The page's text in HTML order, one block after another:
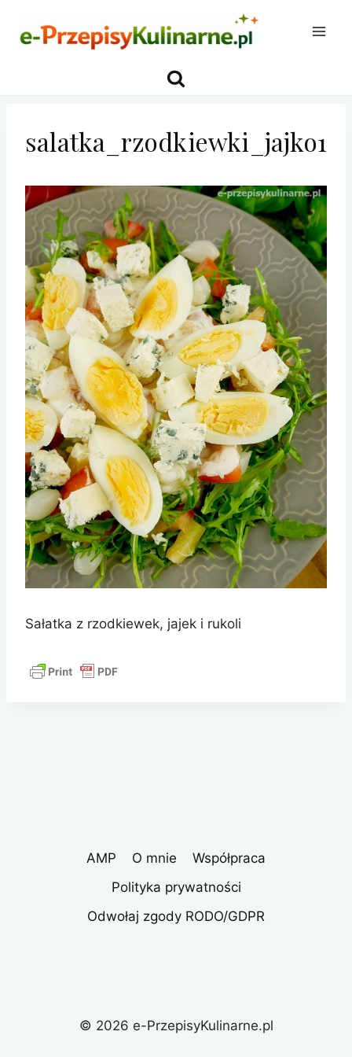
salatka_rzodkiewki_jajko1
Sałatka z rzodkiewek, jajek i rukoli
AMP O mnie
Współpraca
Polityka prywatności
Odwołaj zgody RODO/GDPR
© 2026 e-PrzepisyKulinarne.pl